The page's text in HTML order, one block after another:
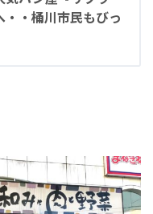
・・桶川市民もびっ